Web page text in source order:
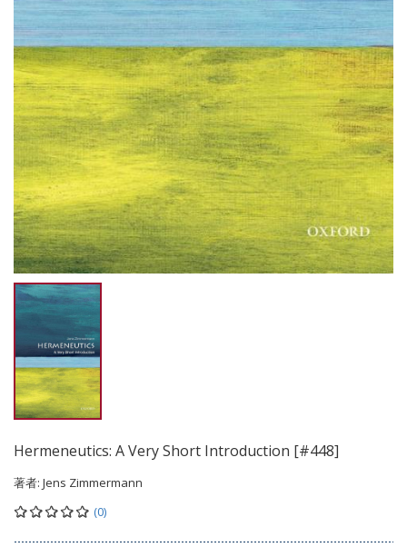
Hermeneutics: A Very Short Introduction [#448]
著者: Jens Zimmermann
(0)